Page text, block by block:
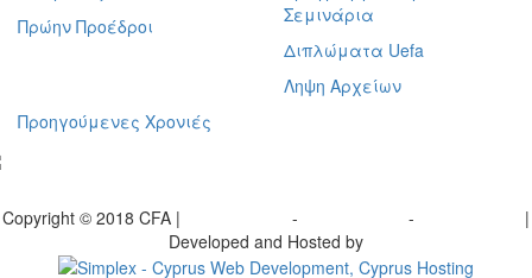
Πρώην Προέδροι
Σεμινάρια
Διπλώματα Uefa
Ληψη Αρχείων
Προηγούμενες Χρονιές
Copyright © 2018 CFA | - -
|
Developed and Hosted by